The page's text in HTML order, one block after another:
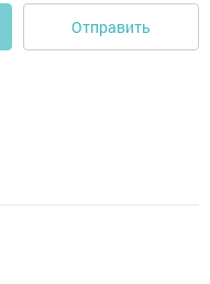
Отправить